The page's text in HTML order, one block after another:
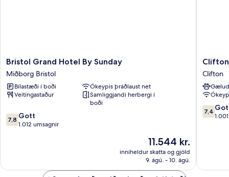
Bristol
Grand
Hotel
By
Sunday
Bristol
Bristol Grand Hotel By Sunday
Miðborg Bristol
Bílastæði í boði
Ókeypis þráðlaust net
Veitingastaður
Samliggjandi herbergi í
boði
7.8
af
7,8 Gott
1.012 umsagnir
Verðið
er
11.544 kr.
11.544 kr.
inniheldur skatta og gjöld
9. ágú. - 10. ágú.
Clifton
Hotel
Clifton
Clifton
7.4
af
7,4